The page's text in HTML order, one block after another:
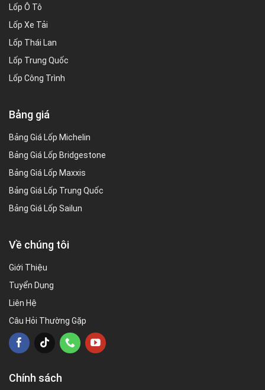
Lốp Ô Tô
Lốp Xe Tải
Lốp Thái Lan
Lốp Trung Quốc
Lốp Công Trình
Bảng giá
Bảng Giá Lốp Michelin
Bảng Giá Lốp Bridgestone
Bảng Giá Lốp Maxxis
Bảng Giá Lốp Trung Quốc
Bảng Giá Lốp Sailun
Về chúng tôi
Giới Thiệu
Tuyển Dụng
Liên Hệ
Câu Hỏi Thường Gặp
Chính sách